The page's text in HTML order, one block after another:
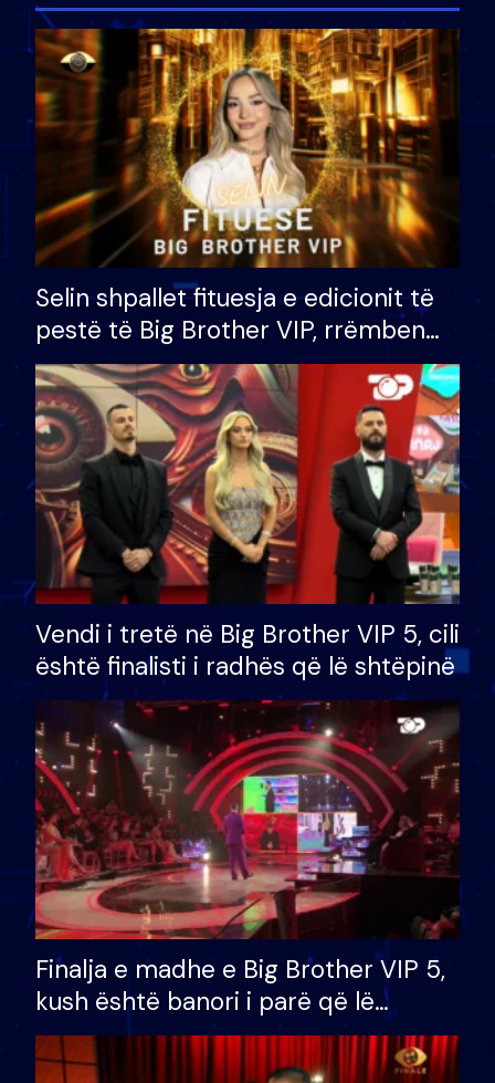
Selin shpallet fituesja e edicionit të
pestë të Big Brother VIP, rrëmben
çmimin e madh prej 100 mijë eurosh
Vendi i tretë në Big Brother VIP 5, cili
është finalisti i radhës që lë shtëpinë
Finalja e madhe e Big Brother VIP 5,
kush është banori i parë që lë
shtëpinë dhe humb mundësinë për
të fituar çmimin e madh